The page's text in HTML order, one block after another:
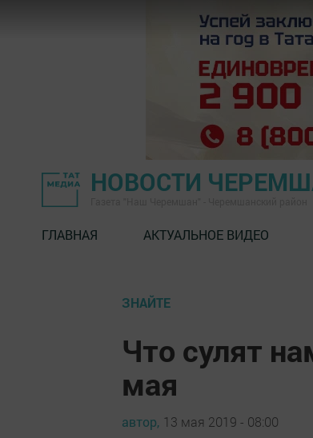
НОВОСТИ
ГЛАВНАЯ АКТУАЛЬНОЕ ВИДЕО
ЗНАЙТЕ
Что сулят
мая
автор, 13 мая 2019 - 08:00